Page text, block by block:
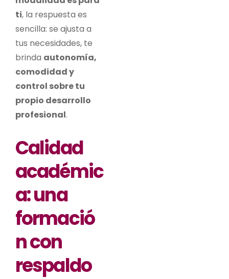
ti, la respuesta es
sencilla: se ajusta a
tus necesidades, te
brinda autonomía,
comodidad y
control sobre tu
propio desarrollo
profesional.
Calidad
académic
a: una
formació
n con
respaldo